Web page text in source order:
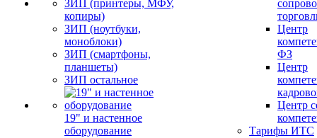
ЗИП (принтеры, МФУ,
копиры)
ЗИП (ноутбуки,
моноблоки)
ЗИП (смартфоны,
планшеты)
ЗИП остальное
19" и настенное
оборудование
Центр
ФЗ
Центр
Центр
Тарифы ИТС